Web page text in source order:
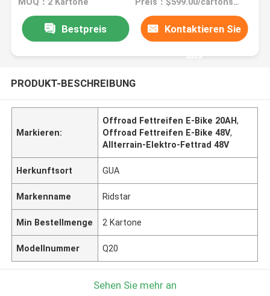
MOQ：2 Kartone Preis：$599.00/cartons 2-49 cartons
Bestpreis Kontaktieren Sie
uns
PRODUKT-BESCHREIBUNG
Markieren:
Offroad Fettreifen E-Bike 20AH,
Offroad Fettreifen E-Bike 48V,
Allterrain-Elektro-Fettrad 48V
Herkunftsort GUA
Markenname Ridstar
Min Bestellmenge 2 Kartone
Modellnummer Q20
Sehen Sie mehr an